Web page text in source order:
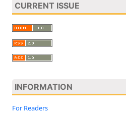
CURRENT ISSUE
INFORMATION
For Readers